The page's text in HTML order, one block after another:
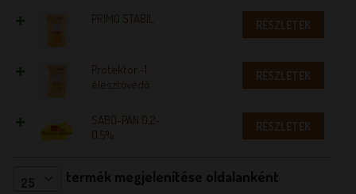
PRIMO STABIL RÉSZLETEK
Protektor -1
élesztővédő
RÉSZLETEK
SABO-PAN 0,2-
0,5%
RÉSZLETEK
termék megjelenítése oldalanként